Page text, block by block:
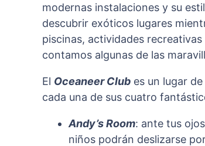
modernas instalaciones y su
descubrir exóticos lugares
piscinas, actividades
contamos algunas de las
El Oceaneer Club es un lugar
cada una de sus cuatro
Andy’s Room: ante tus
niños podrán deslizarse